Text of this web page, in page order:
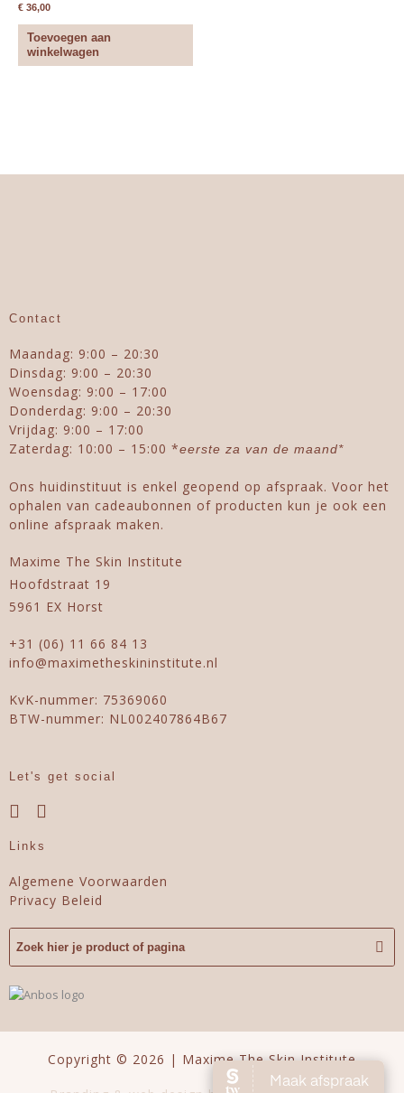
€36,00
Toevoegen aan
winkelwagen
Contact
Maandag: 9:00 – 20:30
Dinsdag: 9:00 – 20:30
Woensdag: 9:00 – 17:00
Donderdag: 9:00 – 20:30
Vrijdag: 9:00 – 17:00
Zaterdag: 10:00 – 15:00 *eerste za van de maand*
Ons huidinstituut is enkel geopend op afspraak. Voor het
ophalen van cadeaubonnen of producten kun je ook een
online afspraak maken.
Maxime The Skin Institute
Hoofdstraat 19
5961 EX Horst
+31 (06) 11 66 84 13
info@maximetheskininstitute.nl
KvK-nummer: 75369060
BTW-nummer: NL002407864B67
Let's get social
Links
Algemene Voorwaarden
Privacy Beleid
Copyright © 2026 | Maxime The Skin Institute